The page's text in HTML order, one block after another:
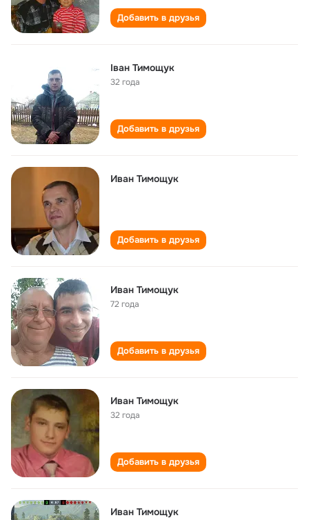
Добавить в друзья
Іван Тимощук
32 года
Добавить в друзья
Иван Тимощук
Добавить в друзья
Иван Тимощук
72 года
Добавить в друзья
Иван Тимощук
32 года
Добавить в друзья
Иван Тимощук